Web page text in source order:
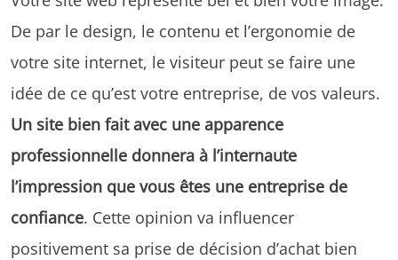
De par le design, le contenu et l’ergonomie de
votre site internet, le visiteur peut se faire une
idée de ce qu’est votre entreprise, de vos valeurs.
Un site bien fait avec une apparence
professionnelle donnera à l’internaute
l’impression que vous êtes une entreprise de
confiance. Cette opinion va influencer
positivement sa prise de décision d’achat bien